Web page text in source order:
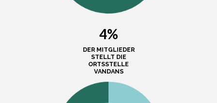
4%
DER MITGLIEDER
STELLT DIE
ORTSSTELLE
VANDANS